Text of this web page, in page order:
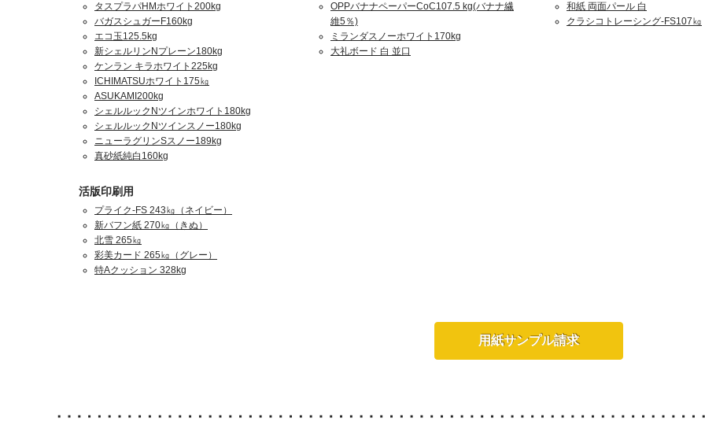
タスプラパHMホワイト200kg
バガスシュガーF160kg
エコ玉125.5kg
新シェルリンNプレーン180kg
ケンラン キラホワイト225kg
ICHIMATSUホワイト175㎏
ASUKAMI200kg
シェルルックNツインホワイト180kg
シェルルックNツインスノー180kg
ニューラグリンSスノー189kg
真砂紙純白160kg
OPPバナナペーパーCoC107.5 kg(バナナ繊
維5％)
ミランダスノーホワイト170kg
大礼ボード 白 並口
和紙 両面パール 白
クラシコトレーシング-FS107㎏
活版印刷用
プライク-FS 243㎏（ネイビー）
新バフン紙 270㎏（きぬ）
北雪 265㎏
彩美カード 265㎏（グレー）
特Aクッション 328kg
用紙サンプル請求